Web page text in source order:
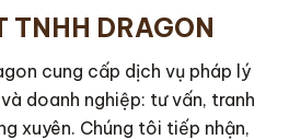
TNHH DRAGON
cung cấp dịch vụ pháp lý
doanh nghiệp: tư vấn, tranh
xuyên. Chúng tôi tiếp nhận,